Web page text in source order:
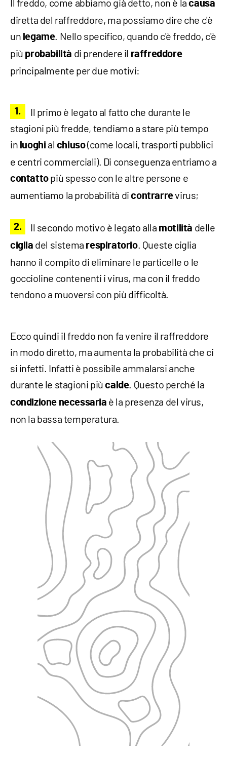
Il freddo, come abbiamo già detto, non è lacausa
diretta del raffreddore, ma possiamo dire che c'è
un legame. Nello specifico, quando c'è freddo, c'è
più probabilità di prendere il raffreddore
principalmente per due motivi:
Il primo è legato al fatto che durante le
stagioni più fredde, tendiamo a stare più tempo
in luoghi al chiuso(come locali, trasporti pubblici
e centri commerciali). Di conseguenza entriamo a
contattopiù spesso con le altre persone e
aumentiamo la probabilità dicontrarrevirus;
Il secondo motivo è legato alla motilità delle
ciglia del sistema respiratorio. Queste ciglia
hanno il compito di eliminare le particelle o le
goccioline contenenti i virus, ma con il freddo
tendono a muoversi con più difficoltà.
Ecco quindi il freddo non fa venire il raffreddore
in modo diretto, ma aumenta la probabilità che ci
si infetti. Infatti è possibile ammalarsi anche
durante le stagioni piùcalde. Questo perché la
condizione necessaria è la presenza del virus,
non la bassa temperatura.